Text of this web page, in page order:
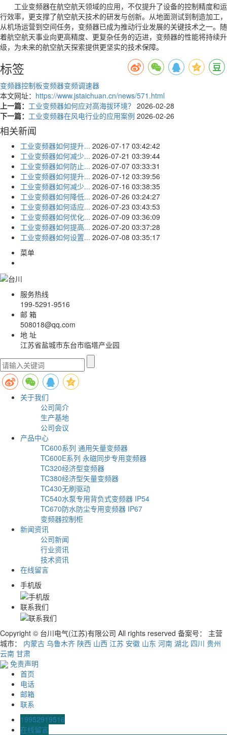
工业变频器在航空航天领域的应用，不仅提升了设备的控制精度和运
行效率，更支撑了航空航天技术的研发与创新。从地面测试到制造加工，
从机场运营到空间任务，变频器已成为推动行业发展的关键技术之一。随
着航空航天事业向更高精度、更复杂任务的迈进，变频器的性能将持续升
级，为未来的航空航天探索提供更坚实的技术保障。
标签
变频器控制板变频器变频调速器
本文网址： https://www.jstaichuan.cn/news/571.html
上一篇： 工业变频器如何应对高海拔环境？ 2026-02-28
下一篇： 工业变频器在风电行业的应用案例 2026-02-26
相关新闻
工业变频器如何提升... 2026-07-17 03:42:42
工业变频器如何减少... 2026-07-21 03:39:44
工业变频器如何防止... 2026-07-07 03:33:31
工业变频器如何提升... 2026-07-12 03:39:56
工业变频器如何减少... 2026-07-16 03:38:35
工业变频器如何降低... 2026-07-26 03:24:27
工业变频器如何适应... 2026-07-23 03:43:53
工业变频器如何优化... 2026-07-09 03:36:09
工业变频器如何提高... 2026-07-20 03:37:28
工业变频器如何设置... 2026-07-08 03:35:17
菜单
服务热线
199-5291-9516
邮 箱
508018@qq.com
地 址
江苏省盐城市东台市临塔产业园
关于我们
公司简介
生产基地
公司会议
产品中心
TC600系列 通用矢量变频器
TC600E系列 永磁同步专用变频器
TC320经济型变频器
TC380经济型矢量变频器
TC430无刷驱动
TC540水泵专用背负式变频器 IP54
TC670防水防尘专用变频器 IP67
变频器控制柜
新闻资讯
公司新闻
行业资讯
技术资讯
在线留言
手机版
联系我们
Copyright © 台川电气(江苏)有限公司 All rights reserved 备案号：
主营
城市： 内蒙古 乌鲁木齐 陕西 山西 江苏 安徽 山东 河南 湖北 四川 贵州
云南 甘肃
免责声明
首页
电话
邮箱
联系
19952919516
在线留言